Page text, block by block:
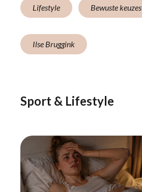
Lifestyle Bewuste keuzes
Ilse Bruggink
Sport & Lifestyle